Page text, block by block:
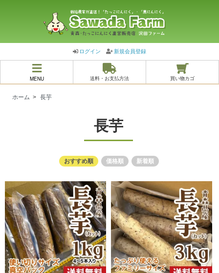
ログイン 新規会員登録
MENU 送料・お支払方法 買い物カゴ
ホーム > 長芋
長芋
おすすめ順 価格順 新着順